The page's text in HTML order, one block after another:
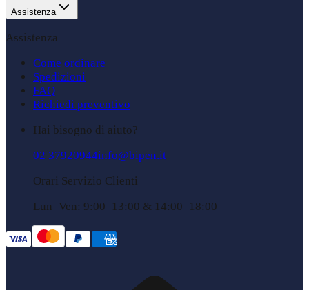
Assistenza
Assistenza
Come ordinare
Spedizioni
FAQ
Richiedi preventivo
Hai bisogno di aiuto?
02 37920944info@bipen.it
Orari Servizio Clienti
Lun–Ven: 9:00–13:00 & 14:00–18:00